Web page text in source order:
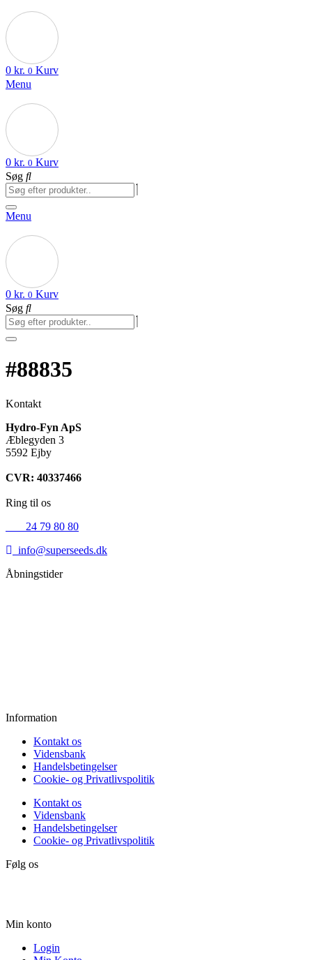
0 kr. 0 Kurv
Menu
0 kr. 0 Kurv
Søg
Menu
0 kr. 0 Kurv
Søg
#88835
Kontakt
Hydro-Fyn ApS
Æblegyden 3
5592 Ejby
CVR: 40337466
Ring til os
24 79 80 80
info@superseeds.dk
Åbningstider
Information
Kontakt os
Vidensbank
Handelsbetingelser
Cookie- og Privatlivspolitik
Kontakt os
Vidensbank
Handelsbetingelser
Cookie- og Privatlivspolitik
Følg os
Min konto
Login